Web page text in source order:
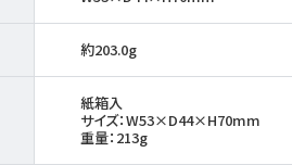
約203.0g
紙箱入
サイズ：W53×D44×H70mm
重量：213g